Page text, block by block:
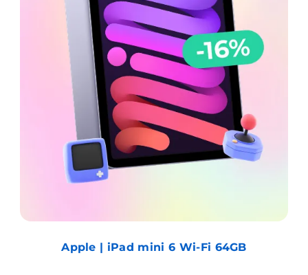
Apple | iPad mini 6 Wi-Fi 64GB